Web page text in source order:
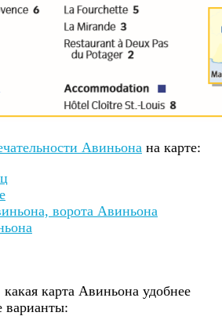
Авиньона на карте:
ворота Авиньона
карта Авиньона удобнее
варианты: